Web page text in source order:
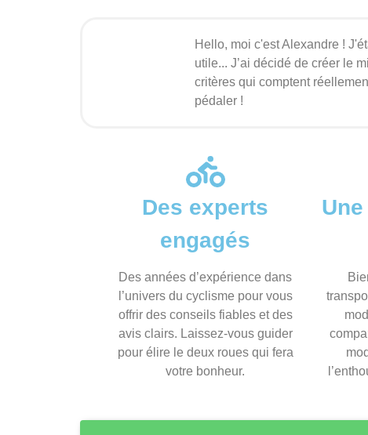
Hello, moi c'est Alexandre !
utile... J’ai décidé de créer le
critères qui comptent
pédaler !
Des experts
engagés
Des années d’expérience dans
l’univers du cyclisme pour vous
offrir des conseils fiables et des
avis clairs. Laissez-vous guider
pour élire le deux roues qui fera
votre bonheur.